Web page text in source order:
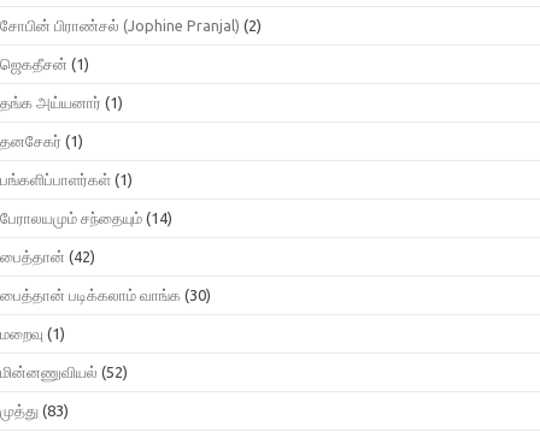
சோபின் பிராண்சல் (Jophine Pranjal) (2)
ஜெகதீசன் (1)
தங்க அய்யனார் (1)
தனசேகர் (1)
பங்களிப்பாளர்கள் (1)
பேராலயமும் சந்தையும் (14)
பைத்தான் (42)
பைத்தான் படிக்கலாம் வாங்க (30)
மறைவு (1)
மின்னணுவியல் (52)
முத்து (83)